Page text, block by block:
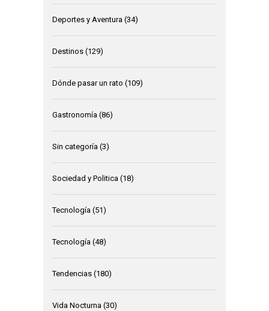
Deportes y Aventura (34)
Destinos (129)
Dónde pasar un rato (109)
Gastronomía (86)
Sin categoría (3)
Sociedad y Politica (18)
Tecnología (51)
Tecnología (48)
Tendencias (180)
Vida Nocturna (30)